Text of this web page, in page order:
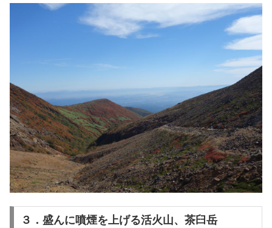
３．盛んに噴煙を上げる活火山、茶臼岳